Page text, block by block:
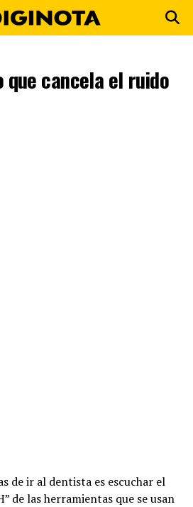
que cancela el ruido
de ir al dentista es escuchar el
las herramientas que se usan